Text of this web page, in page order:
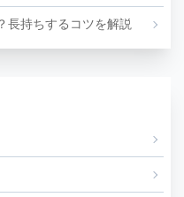
長持ちするコツを解説